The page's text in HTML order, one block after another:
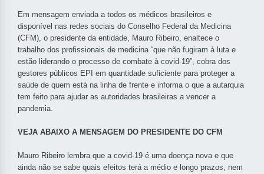
Em mensagem enviada a todos os médicos brasileiros e
disponível nas redes sociais do Conselho Federal da Medicina
(CFM), o presidente da entidade, Mauro Ribeiro, enaltece o
trabalho dos profissionais de medicina “que não fugiram à luta e
estão liderando o processo de combate à covid-19”, cobra dos
gestores públicos EPI em quantidade suficiente para proteger a
saúde de quem está na linha de frente e informa o que a autarquia
tem feito para ajudar as autoridades brasileiras a vencer a
pandemia.
VEJA ABAIXO A MENSAGEM DO PRESIDENTE DO CFM
Mauro Ribeiro lembra que a covid-19 é uma doença nova e que
ainda não se sabe quais efeitos terá a médio e longo prazos, nem